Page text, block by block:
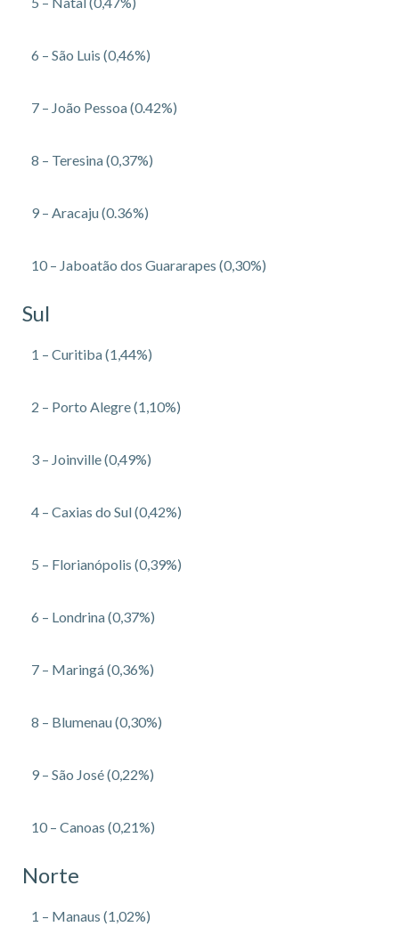
6 – São Luis (0,46%)
7 – João Pessoa (0.42%)
8 – Teresina (0,37%)
9 – Aracaju (0.36%)
10 – Jaboatão dos Guararapes (0,30%)
Sul
1 – Curitiba (1,44%)
2 – Porto Alegre (1,10%)
3 – Joinville (0,49%)
4 – Caxias do Sul (0,42%)
5 – Florianópolis (0,39%)
6 – Londrina (0,37%)
7 – Maringá (0,36%)
8 – Blumenau (0,30%)
9 – São José (0,22%)
10 – Canoas (0,21%)
Norte
1 – Manaus (1,02%)